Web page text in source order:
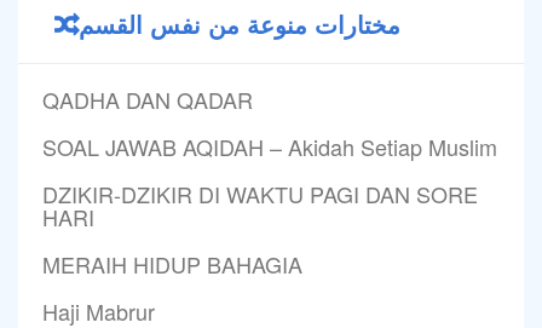
مختارات منوعة من نفس القسم
QADHA DAN QADAR
SOAL JAWAB AQIDAH – Akidah Setiap Muslim
DZIKIR-DZIKIR DI WAKTU PAGI DAN SORE
HARI
MERAIH HIDUP BAHAGIA
Haji Mabrur